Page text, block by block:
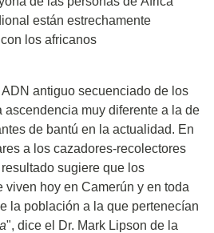
están estrechamente
los africanos
antiguo secuenciado de los
ascendencia muy diferente a la de
de bantú en la actualidad. En
a los cazadores-recolectores
sugiere que los
viven hoy en Camerún y en toda
la población a la que pertenecían
", dice el Dr. Mark Lipson de la